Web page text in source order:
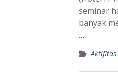
seminar
banyak
…
Aktifitas